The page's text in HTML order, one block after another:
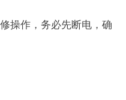
操作，务必先断电，确